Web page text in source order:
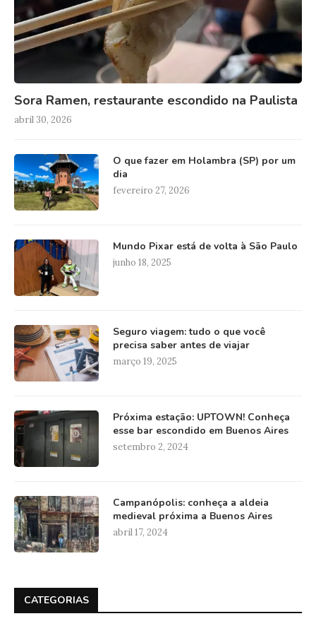
Sora Ramen, restaurante escondido na Paulista
abril 30, 2026
O que fazer em Holambra (SP) por um
dia
fevereiro 27, 2026
Mundo Pixar está de volta à São Paulo
junho 18, 2025
Seguro viagem: tudo o que você
precisa saber antes de viajar
março 19, 2025
Próxima estação: UPTOWN! Conheça
esse bar escondido em Buenos Aires
setembro 2, 2024
Campanópolis: conheça a aldeia
medieval próxima a Buenos Aires
abril 17, 2024
CATEGORIAS